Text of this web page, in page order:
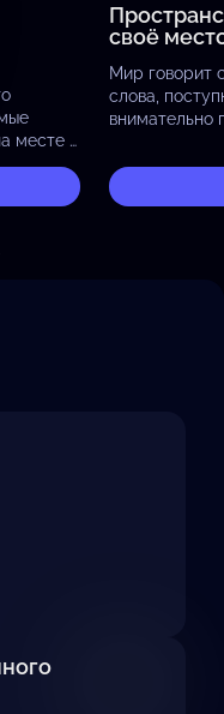
месте и
то
своё
Мир говорит
слова,
внимательно
отражают
принося…